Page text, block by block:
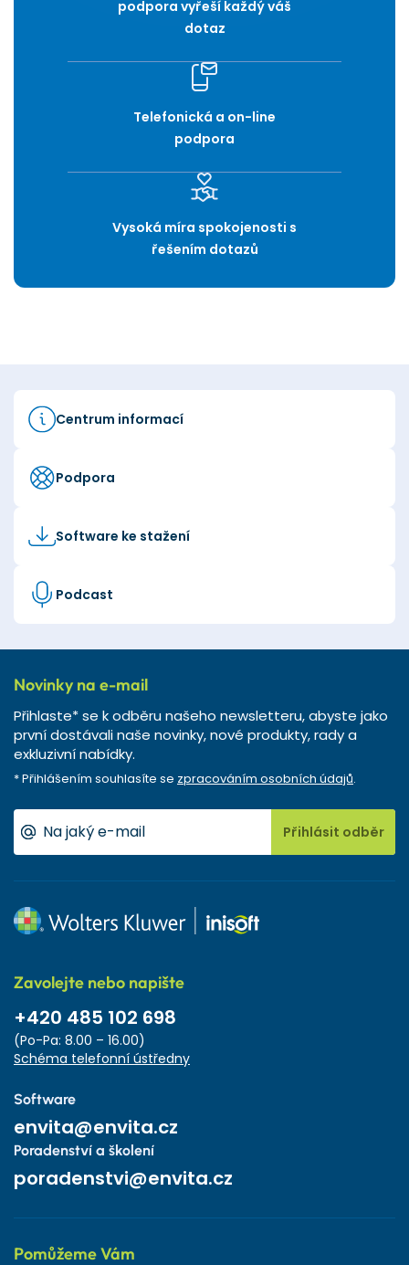
podpora vyřeší každý váš
dotaz
Telefonická a on-line
podpora
Vysoká míra spokojenosti s
řešením dotazů
Centrum informací
Podpora
Software ke stažení
Podcast
Novinky na e-mail
Přihlaste* se k odběru našeho newsletteru, abyste jako
první dostávali naše novinky, nové produkty, rady a
exkluzivní nabídky.
* Přihlášením souhlasíte se zpracováním osobních údajů.
Přihlásit odběr
Zavolejte nebo napište
+420 485 102 698
(Po-Pa: 8.00 – 16.00)
Schéma telefonní ústředny
Software
envita@envita.cz
Poradenství a školení
poradenstvi@envita.cz
Pomůžeme Vám